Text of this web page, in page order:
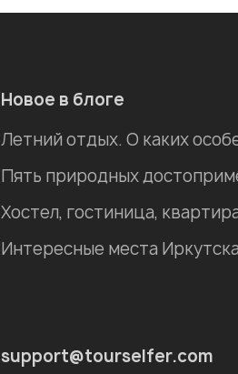
Новое в блоге
Летний отдых. О каких
support@tourselfer.com